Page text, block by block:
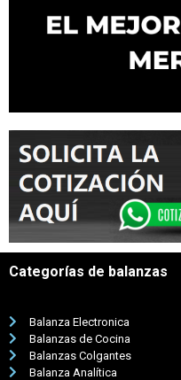
Categorías de balanzas
Balanza Electronica
Balanzas de Cocina
Balanzas Colgantes
Balanza Analítica